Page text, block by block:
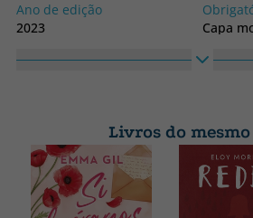
Ano de edição
2023
Capa
Coleção
Livros do